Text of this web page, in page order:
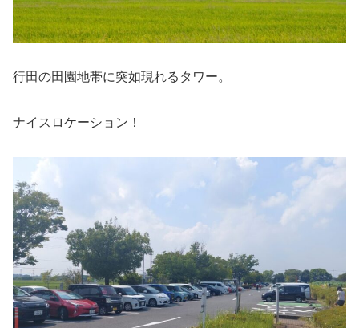
行田の田園地帯に突如現れるタワー。
ナイスロケーション！